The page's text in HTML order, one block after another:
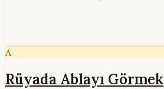
A
Rüyada Ablayı Görmek